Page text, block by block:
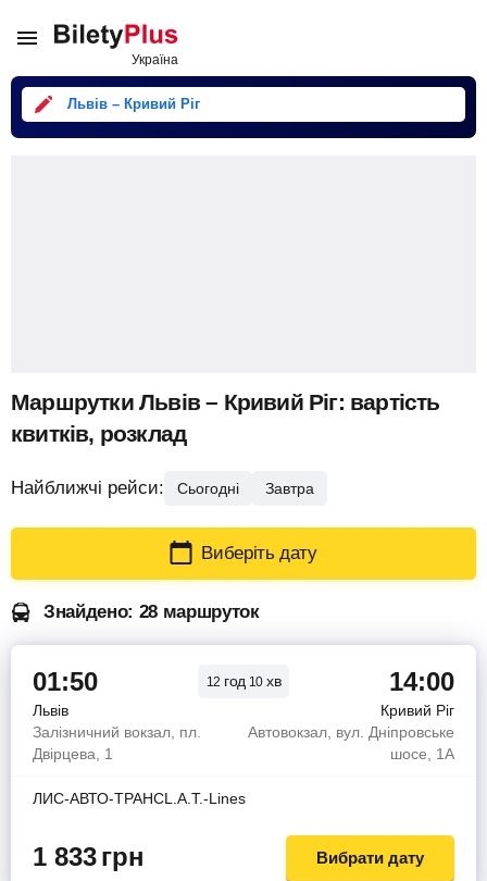
Львів – Кривий Ріг
Маршрутки Львів – Кривий Ріг: вартість
квитків, розклад
Найближчі рейси: Сьогодні Завтра
Виберіть дату
Знайдено: 28 маршруток
01:50 12 год 10 хв 14:00
Львів
Кривий Ріг
Залізничний вокзал, пл.
Двірцева, 1
Автовокзал, вул. Дніпровське
шосе, 1А
ЛИС-АВТО-ТРАНСL.A.T.-Lines
1 833грн Вибрати дату